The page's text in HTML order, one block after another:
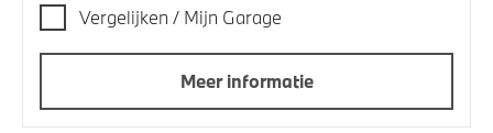
Vergelijken / Mijn Garage
Meer informatie